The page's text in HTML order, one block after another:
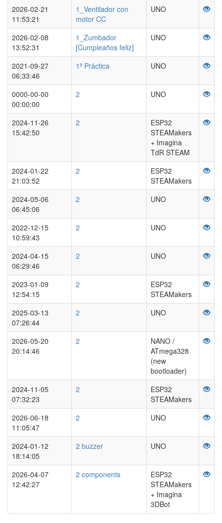
2026-02-21
11:53:21
1_Ventilador con
motor CC
UNO
2026-02-08
13:52:31
1_Zumbador
[Cumpleaños feliz]
UNO
2021-09-27
06:33:46
1ª Práctica UNO
0000-00-00
00:00:00
2 UNO
2024-11-26
15:42:50
2
ESP32
STEAMakers
+ Imagina
TdR STEAM
2024-01-22
21:03:52
2
ESP32
STEAMakers
2024-05-06
06:45:06
2 UNO
2022-12-15
10:59:43
2 UNO
2024-04-15
06:29:46
2 UNO
2023-01-09
12:54:15
2
ESP32
STEAMakers
2025-03-13
07:26:44
2 UNO
2026-05-20
20:14:46
2
NANO /
ATmega328
(new
bootloader)
2024-11-05
07:32:23
2
ESP32
STEAMakers
2026-06-18
11:05:47
2 UNO
2024-01-12
18:14:05
2 buzzer UNO
2026-04-07
12:42:27
2 components
ESP32
STEAMakers
+ Imagina
3DBot